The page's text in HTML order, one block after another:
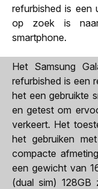
refurbished is een
op zoek is
smartphone.
Het Samsung
refurbished is een
het een gebruikte
en getest om
verkeert. Het
het gebruiken
compacte
een gewicht van
(dual sim) 128GB